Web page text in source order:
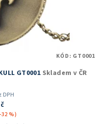
GT0001 Skladem v ČR
DPH
%)
KÓD: GT0001